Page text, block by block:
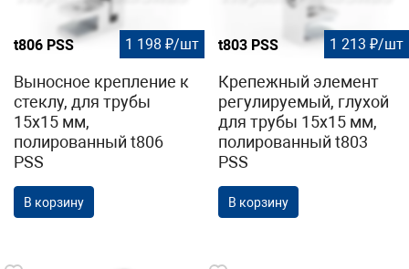
t806 PSS 1 198 ₽/шт
Выносное крепление к
стеклу, для трубы
15х15 мм,
полированный t806
PSS
В корзину
t803 PSS 1 213 ₽/шт
Крепежный элемент
регулируемый, глухой
для трубы 15х15 мм,
полированный t803
PSS
В корзину